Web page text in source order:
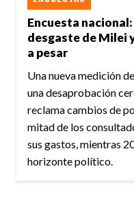
Encuesta
desgaste de Milei
a pesar
Una nueva medición
una desaprobación
reclama cambios de
mitad de los
sus gastos, mientras
horizonte político.